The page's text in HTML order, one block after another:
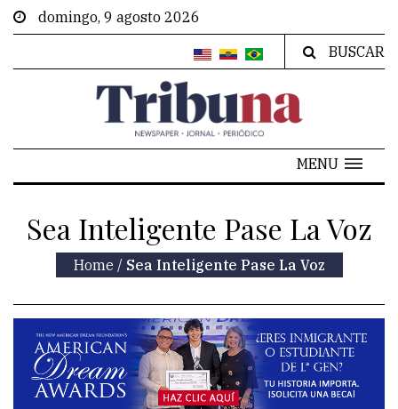
domingo, 9 agosto 2026
BUSCAR
MENU
Sea Inteligente Pase La Voz
Home / Sea Inteligente Pase La Voz